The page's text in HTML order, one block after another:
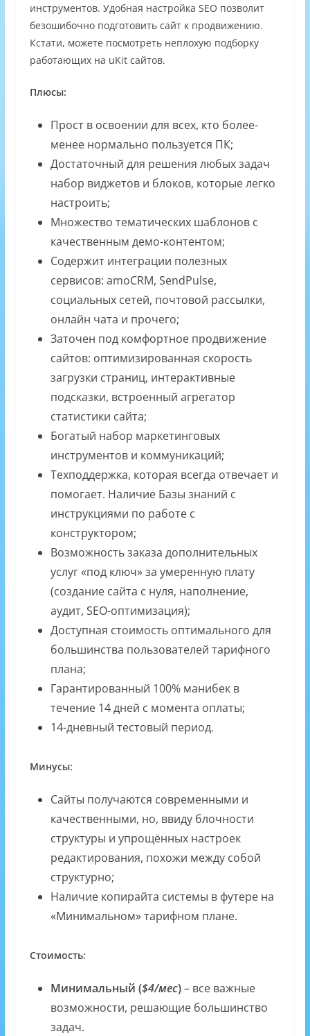
инструментов. Удобная настройка SEO позволит
безошибочно подготовить сайт к продвижению.
Кстати, можете посмотреть неплохую подборку
работающих на uKit сайтов.
Плюсы:
Прост в освоении для всех, кто более-
менее нормально пользуется ПК;
Достаточный для решения любых задач
набор виджетов и блоков, которые легко
настроить;
Множество тематических шаблонов с
качественным демо-контентом;
Содержит интеграции полезных
сервисов: amoCRM, SendPulse,
социальных сетей, почтовой рассылки,
онлайн чата и прочего;
Заточен под комфортное продвижение
сайтов: оптимизированная скорость
загрузки страниц, интерактивные
подсказки, встроенный агрегатор
статистики сайта;
Богатый набор маркетинговых
инструментов и коммуникаций;
Техподдержка, которая всегда отвечает и
помогает. Наличие Базы знаний с
инструкциями по работе с
конструктором;
Возможность заказа дополнительных
услуг «под ключ» за умеренную плату
(создание сайта с нуля, наполнение,
аудит, SEO-оптимизация);
Доступная стоимость оптимального для
большинства пользователей тарифного
плана;
Гарантированный 100% манибек в
течение 14 дней с момента оплаты;
14-дневный тестовый период.
Минусы:
Сайты получаются современными и
качественными, но, ввиду блочности
структуры и упрощённых настроек
редактирования, похожи между собой
структурно;
Наличие копирайта системы в футере на
«Минимальном» тарифном плане.
Стоимость:
Минимальный ($4/мес)– все важные
возможности, решающие большинство
задач.